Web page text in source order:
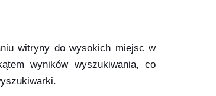
witryny do wysokich miejsc w
wyników wyszukiwania, co